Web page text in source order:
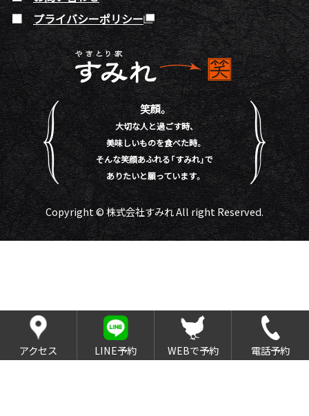
プライバシーポリシー
笑顔。
大切な人と過ごす時、
美味しいものを食べた時。
そんな笑顔あふれる「すみれ」で
ありたいと願っています。
Copyright © 株式会社すみれ All right Reserved.
アクセス LINE予約 WEBで予約 電話予約